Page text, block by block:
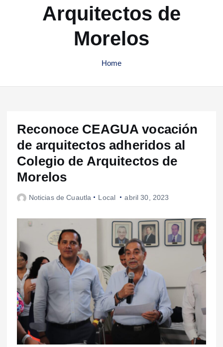
Arquitectos de
Morelos
Home
Reconoce CEAGUA vocación
de arquitectos adheridos al
Colegio de Arquitectos de
Morelos
Noticias de Cuautla Local abril 30, 2023